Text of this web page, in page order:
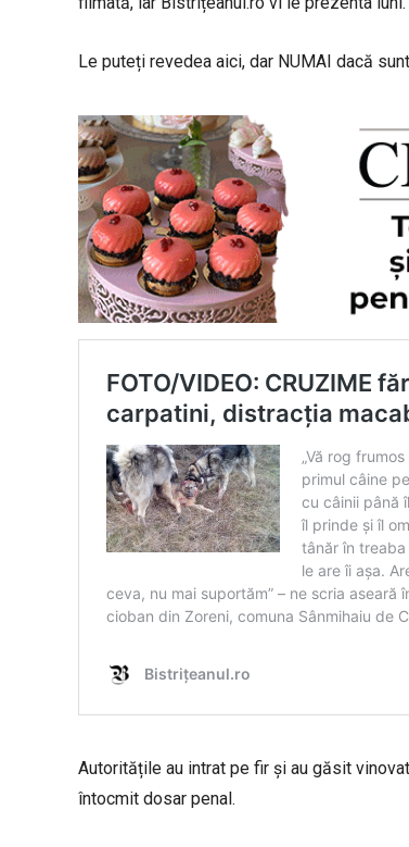
Le puteți revedea aici, dar NUMAI dacă
Autoritățile au intrat pe fir și au găsit
întocmit dosar penal.